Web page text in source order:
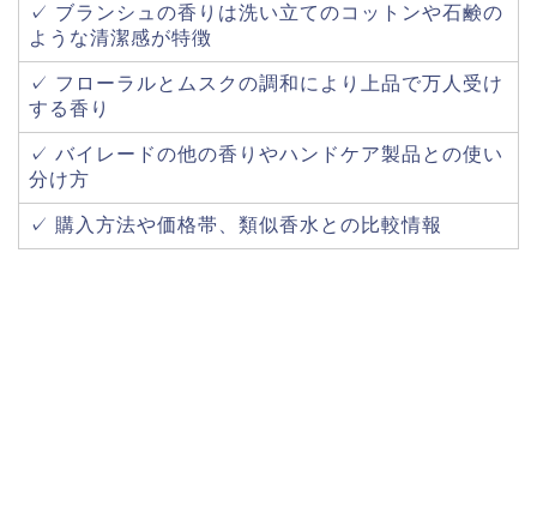
✓ ブランシュの香りは洗い立てのコットンや石鹸の
ような清潔感が特徴
✓ フローラルとムスクの調和により上品で万人受け
する香り
✓ バイレードの他の香りやハンドケア製品との使い
分け方
✓ 購入方法や価格帯、類似香水との比較情報